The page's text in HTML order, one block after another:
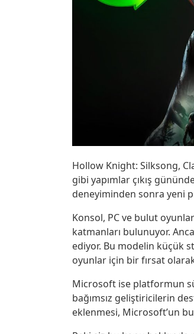
Hollow Knight: Silksong,
gibi yapımlar çıkış
deneyiminden sonra yeni
Konsol, PC ve bulut
katmanları bulunuyor.
ediyor. Bu modelin küçük
oyunlar için bir fırsat
Microsoft ise platformun
bağımsız geliştiricilerin
eklenmesi, Microsoft’un